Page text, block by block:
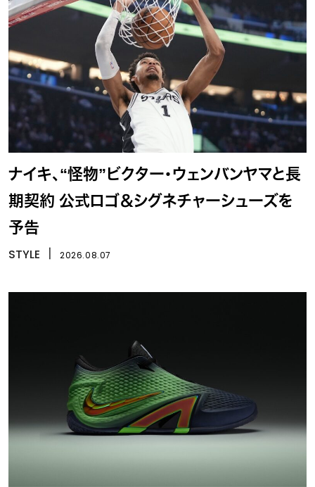
ナイキ、“怪物”ビクター・ウェンバンヤマと長
期契約 公式ロゴ＆シグネチャーシューズを
予告
STYLE 2026.08.07